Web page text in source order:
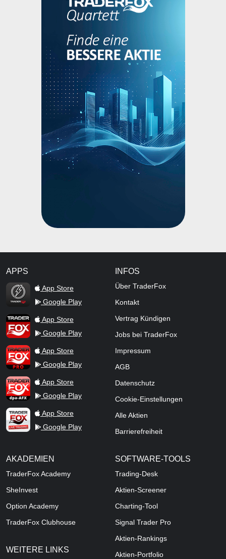
APPS
TraderFox Flash
App Store
Google Play
TraderFox AppApp Store
Google Play
TraderFox ProApp Store
Google Play
TraderFox dpa-AFX ProFeed
App Store
Google Play
TraderFox Live Trading
App Store
Google Play
INFOS
Über TraderFox
Kontakt
Vertrag Kündigen
Jobs bei TraderFox
Impressum
AGB
Datenschutz
Cookie-Einstellungen
Alle Aktien
Barrierefreiheit
AKADEMIEN
TraderFox Academy
SheInvest
Option Academy
TraderFox Clubhouse
WEITERE LINKS
SOFTWARE-TOOLS
Trading-Desk
Aktien-Screener
Charting-Tool
Signal Trader Pro
Aktien-Rankings
Aktien-Portfolio